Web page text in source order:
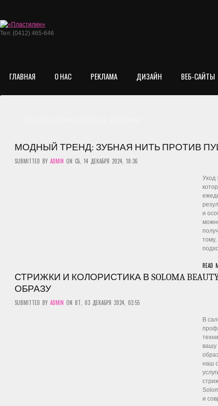
Тел: (0412) 465-646
ГЛАВНАЯ О НАС РЕКЛАМА ДИЗАЙН ВЕБ-САЙТЫ
МОДНЫЙ ТРЕНД: ЗУБНАЯ НИТЬ ПРОТИВ
SUBMITTED BY ADMIN ON СБ, 14 ДЕКАБРЯ 2024, 18:36
Уход
и
READ
СТРИЖКИ И КОЛОРИСТИКА В SOLOMA
ОБРАЗУ
SUBMITTED BY ADMIN ON ВТ, 03 ДЕКАБРЯ 2024, 02:55
В
вашу
наш
и